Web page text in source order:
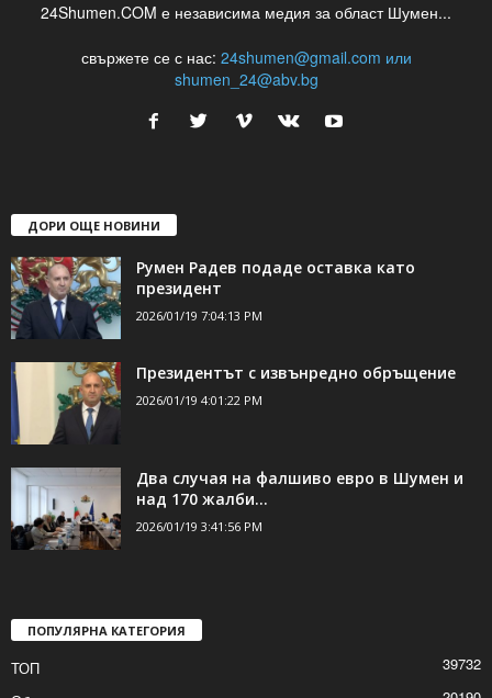
24Shumen.COM е независима медия за област Шумен...
свържете се с нас: 24shumen@gmail.com или
shumen_24@abv.bg
ДОРИ ОЩЕ НОВИНИ
Румен Радев подаде оставка като
президент
2026/01/19 7:04:13 PM
Президентът с извънредно обръщение
2026/01/19 4:01:22 PM
Два случая на фалшиво евро в Шумен и
над 170 жалби...
2026/01/19 3:41:56 PM
ПОПУЛЯРНА КАТЕГОРИЯ
ТОП
39732